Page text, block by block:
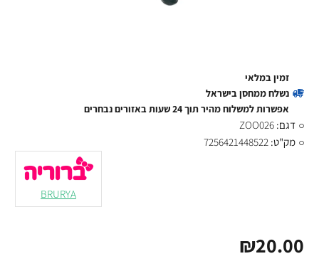
₪20.00
זמין במלאי
נשלח ממחסן בישראל
אפשרות למשלוח מהיר תוך 24 שעות באזורים נבחרים
דגם: ZOO026
מק"ט: 7256421448522
BRURYA